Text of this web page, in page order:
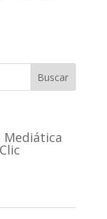
Buscar
Mediática